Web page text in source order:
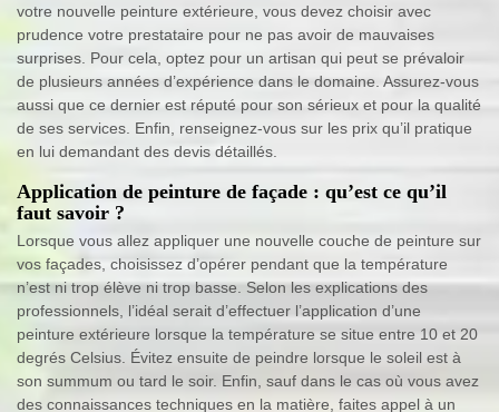
votre nouvelle peinture extérieure, vous devez choisir avec
prudence votre prestataire pour ne pas avoir de mauvaises
surprises. Pour cela, optez pour un artisan qui peut se prévaloir
de plusieurs années d’expérience dans le domaine. Assurez-vous
aussi que ce dernier est réputé pour son sérieux et pour la qualité
de ses services. Enfin, renseignez-vous sur les prix qu’il pratique
en lui demandant des devis détaillés.
Application de peinture de façade : qu’est ce qu’il
faut savoir ?
Lorsque vous allez appliquer une nouvelle couche de peinture sur
vos façades, choisissez d’opérer pendant que la température
n’est ni trop élève ni trop basse. Selon les explications des
professionnels, l’idéal serait d’effectuer l’application d’une
peinture extérieure lorsque la température se situe entre 10 et 20
degrés Celsius. Évitez ensuite de peindre lorsque le soleil est à
son summum ou tard le soir. Enfin, sauf dans le cas où vous avez
des connaissances techniques en la matière, faites appel à un